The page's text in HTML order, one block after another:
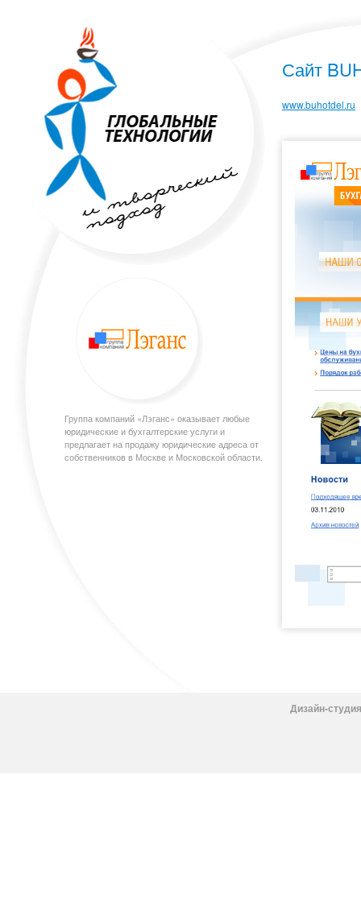
Группа компаний «Лэганс» оказывает любые
юридические и бухгалтерские услуги и
предлагает на продажу юридические адреса от
собственников в Москве и Московской области.
Сайт
www.buhotdel.ru
Дизайн-